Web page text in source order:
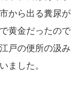
から出る糞尿が
黄金だったので
戸の便所の汲み
ました。